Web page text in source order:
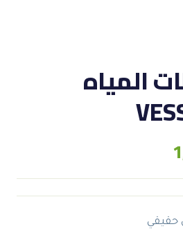
المياه
حقيقي